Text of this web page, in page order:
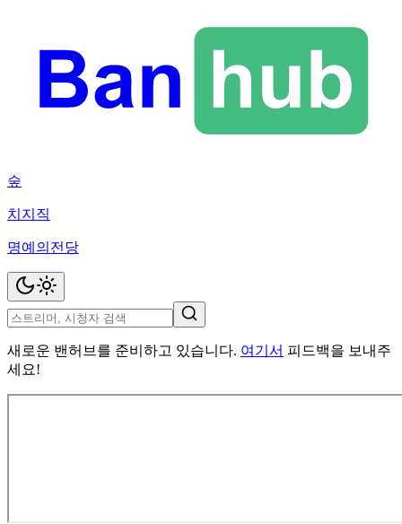
숲
치지직
명예의전당
새로운 밴허브를 준비하고 있습니다. 여기서 피드백을 보내주
세요!